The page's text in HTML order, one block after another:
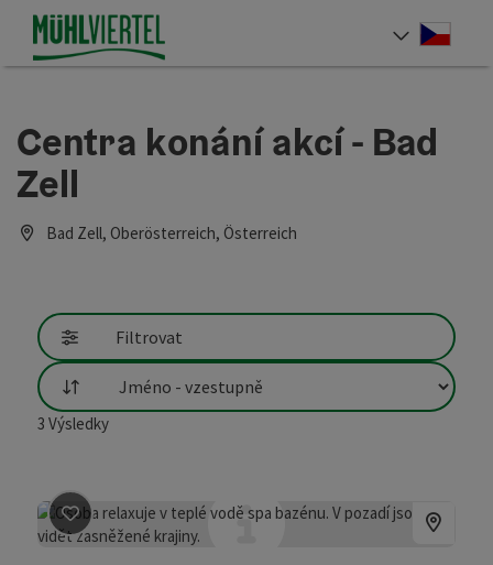
ObsahAccesskey
[0]
NavigaceAccesskey
[1]
Začátek stránky
Volba
Centra konání akcí - Bad
Zell
Bad Zell, Oberösterreich, Österreich
Filtrovat
Třídění
3 Výsledky
Označit příspěvek : Gesundheitsresort ****s